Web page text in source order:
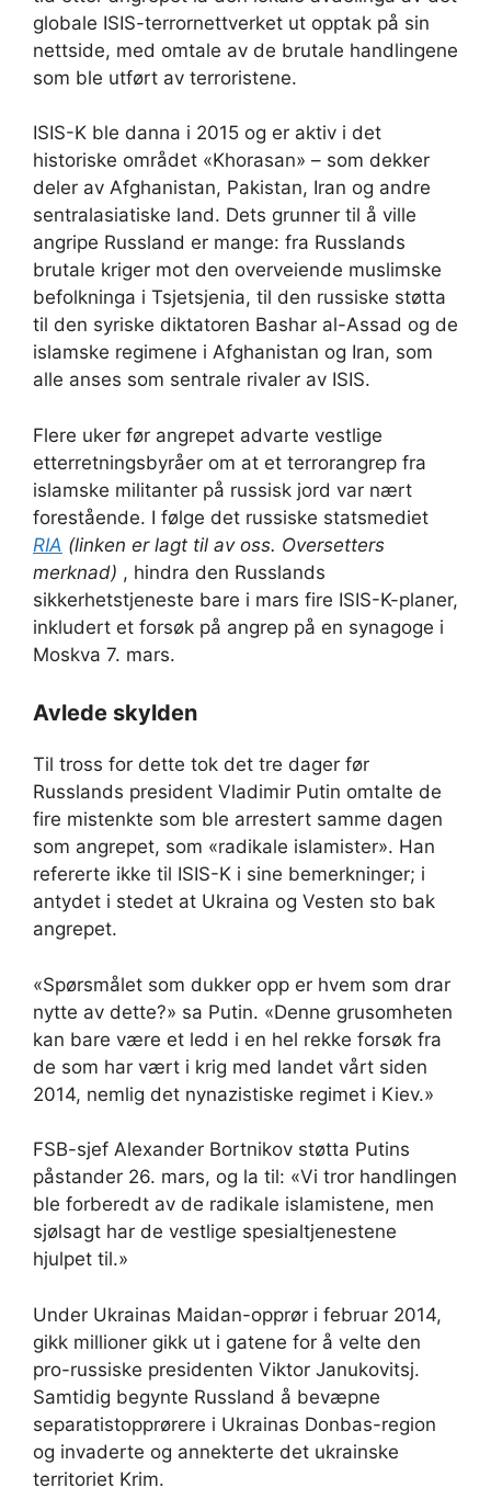
globale ISIS-terrornettverket ut opptak på sin
nettside, med omtale av de brutale handlingene
som ble utført av terroristene.
ISIS-K ble danna i 2015 og er aktiv i det
historiske området «Khorasan» – som dekker
deler av Afghanistan, Pakistan, Iran og andre
sentralasiatiske land. Dets grunner til å ville
angripe Russland er mange: fra Russlands
brutale kriger mot den overveiende muslimske
befolkninga i Tsjetsjenia, til den russiske støtta
til den syriske diktatoren Bashar al-Assad og de
islamske regimene i Afghanistan og Iran, som
alle anses som sentrale rivaler av ISIS.
Flere uker før angrepet advarte vestlige
etterretningsbyråer om at et terrorangrep fra
islamske militanter på russisk jord var nært
forestående. I følge det russiske statsmediet
RIA (linken er lagt til av oss. Oversetters
merknad) , hindra den Russlands
sikkerhetstjeneste bare i mars fire ISIS-K-planer,
inkludert et forsøk på angrep på en synagoge i
Moskva 7. mars.
Avlede skylden
Til tross for dette tok det tre dager før
Russlands president Vladimir Putin omtalte de
fire mistenkte som ble arrestert samme dagen
som angrepet, som «radikale islamister». Han
refererte ikke til ISIS-K i sine bemerkninger; i
antydet i stedet at Ukraina og Vesten sto bak
angrepet.
«Spørsmålet som dukker opp er hvem som drar
nytte av dette?» sa Putin. «Denne grusomheten
kan bare være et ledd i en hel rekke forsøk fra
de som har vært i krig med landet vårt siden
2014, nemlig det nynazistiske regimet i Kiev.»
FSB-sjef Alexander Bortnikov støtta Putins
påstander 26. mars, og la til: «Vi tror handlingen
ble forberedt av de radikale islamistene, men
sjølsagt har de vestlige spesialtjenestene
hjulpet til.»
Under Ukrainas Maidan-opprør i februar 2014,
gikk millioner gikk ut i gatene for å velte den
pro-russiske presidenten Viktor Janukovitsj.
Samtidig begynte Russland å bevæpne
separatistopprørere i Ukrainas Donbas-region
og invaderte og annekterte det ukrainske
territoriet Krim.